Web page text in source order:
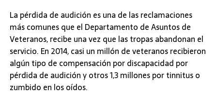
La pérdida de audición es una de las reclamaciones
más comunes que el Departamento de Asuntos de
Veteranos, recibe una vez que las tropas abandonan el
servicio. En 2014, casi un millón de veteranos recibieron
algún tipo de compensación por discapacidad por
pérdida de audición y otros 1,3 millones por tinnitus o
zumbido en los oídos.